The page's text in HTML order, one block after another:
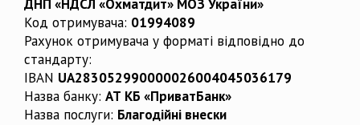
ДНП «НДСЛ «Охматдит» МОЗ України»
Код отримувача: 01994089
Рахунок отримувача у форматі відповідно до
стандарту:
IBAN UA283052990000026004045036179
Назва банку: АТ КБ «ПриватБанк»
Назва послуги: Благодійні внески